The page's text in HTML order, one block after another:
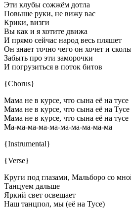
Эти клубы сожжём дотла
Повыше руки, не вижу вас
Крики, визги
Вы как и я хотите движа
И прямо сейчас народ весь пляшет
Он знает точно чего он хочет и
Забыть про эти заморочки
И погрузиться в поток битов
{Chorus}
Мама не в курсе, что сына её на тусе
Мама не в курсе, что сына её на Тусе
Мама не в курсе, что сына её на тусе
Ма-ма-ма-ма-ма-ма-ма-ма-ма-ма
{Instrumental}
{Verse}
Круги под глазами, Мальборо со
Танцуем дальше
Яркий свет освещает
Наш танцпол, мы (её на Тусе)